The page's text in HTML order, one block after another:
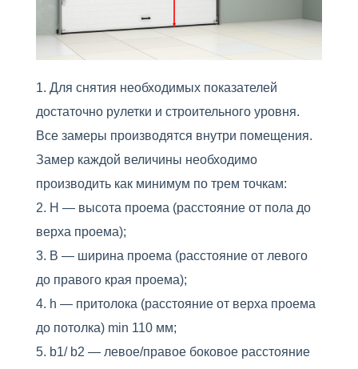
Для снятия необходимых показателей
достаточно рулетки и строительного уровня.
Все замеры производятся внутри помещения.
Замер каждой величины необходимо
производить как минимум по трем точкам:
H — высота проема (расстояние от пола до
верха проема);
B — ширина проема (расстояние от левого
до правого края проема);
h — притолока (расстояние от верха проема
до потолка) min 110 мм;
b1/ b2 — левое/правое боковое расстояние